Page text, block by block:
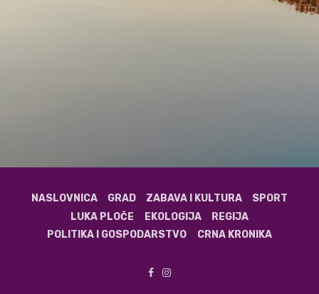
NASLOVNICA GRAD ZABAVA I KULTURA
SPORT
LUKA PLOČE
EKOLOGIJA
REGIJA
POLITIKA I GOSPODARSTVO
CRNA KRONIKA